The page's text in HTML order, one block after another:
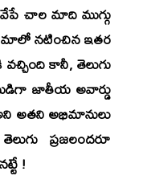
చాల మాది ముగ్గు
నటించిన ఇతర
కానీ, తెలుగు
జాతీయ అవార్డు
అని అతని అభిమానులు
ప్రజలందరూ
!